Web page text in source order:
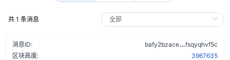
共 1 条消息
消息ID: bafy2bzace
fsqyqhvf5c
区块高度:
3967635